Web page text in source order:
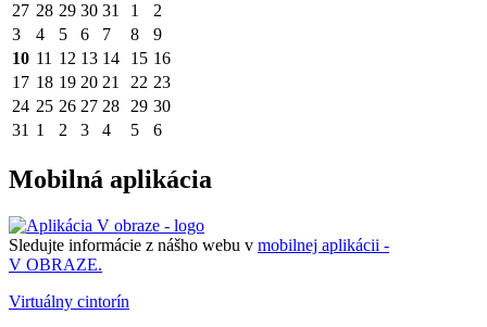
27 28 29 30 31 1
2
3
4 5 6 7 8
9
10 11 12 13 14 15 16
17 18 19 20 21 22 23
24 25 26 27 28 29 30
31 1 2 3 4 5 6
Mobilná aplikácia
Sledujte informácie z nášho webu v mobilnej aplikácii -
V OBRAZE.
Virtuálny cintorín